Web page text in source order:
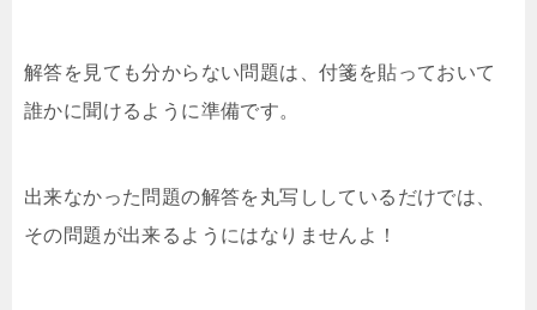
解答を見ても分からない問題は、付箋を貼っておいて
誰かに聞けるように準備です。
出来なかった問題の解答を丸写ししているだけでは、
その問題が出来るようにはなりませんよ！